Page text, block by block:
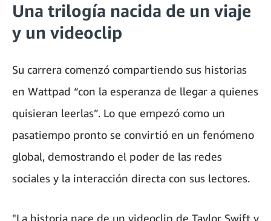
Una trilogía nacida de un viaje
y un videoclip
Su carrera comenzó compartiendo sus historias
en Wattpad “con la esperanza de llegar a quienes
quisieran leerlas”. Lo que empezó como un
pasatiempo pronto se convirtió en un fenómeno
global, demostrando el poder de las redes
sociales y la interacción directa con sus lectores.
"La historia nace de un videoclip de Taylor Swift y